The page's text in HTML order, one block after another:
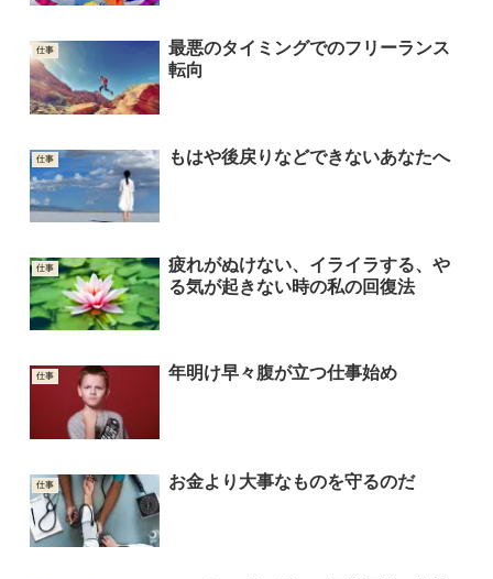
仕事
最悪のタイミングでのフリーランス
転向
仕事 もはや後戻りなどできないあなたへ
仕事
疲れがぬけない、イライラする、や
る気が起きない時の私の回復法
仕事 年明け早々腹が立つ仕事始め
仕事 お金より大事なものを守るのだ